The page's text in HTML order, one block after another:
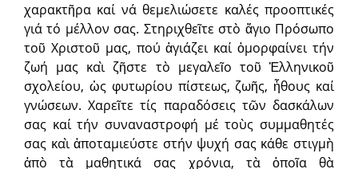
χαρακτῆρα καί νά θεμελιώσετε καλές προοπτικές
γιά τό μέλλον σας. Στηριχθεῖτε στὸ ἅγιο Πρόσωπο
τοῦ Χριστοῦ μας, πού ἁγιάζει καί ὀμορφαίνει τήν
ζωή μας καὶ ζῆστε τὸ μεγαλεῖο τοῦ Ἑλληνικοῦ
σχολείου, ὡς φυτωρίου πίστεως, ζωῆς, ἦθους καί
γνώσεων. Χαρεῖτε τίς παραδόσεις τῶν δασκάλων
σας καί τήν συναναστροφή μέ τοὺς συμμαθητές
σας καὶ ἀποταμιεύστε στήν ψυχή σας κάθε στιγμὴ
ἀπὸ τὰ μαθητικά σας χρόνια, τὰ ὁποῖα θὰ